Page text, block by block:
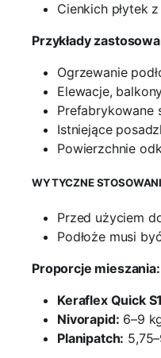
Cienkich płytek
Przykłady
Ogrzewanie
Elewacje,
Prefabrykowane
Istniejące
Powierzchnie
WYTYCZNE
Przed użyciem
Podłoże musi
Proporcje mieszania:
Keraflex Quick
Nivorapid: 6–9
Planipatch: